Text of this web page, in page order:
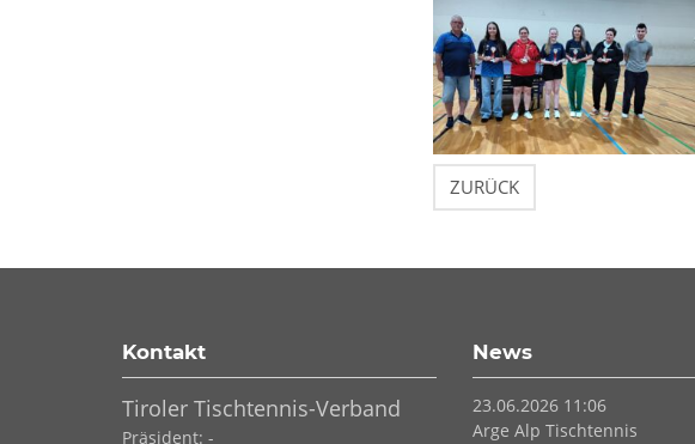
ZURÜCK
Kontakt
Tiroler Tischtennis-Verband
Präsident: -
News
23.06.2026 11:06
Arge Alp Tischtennis